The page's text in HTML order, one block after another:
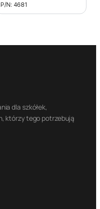
P/N: 4681
dla szkółek,
którzy tego potrzebują